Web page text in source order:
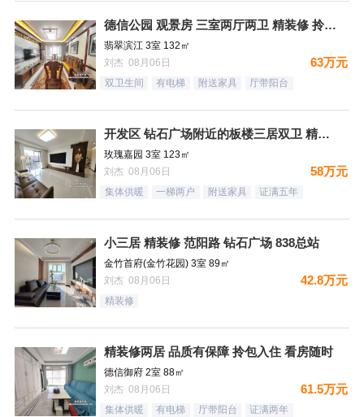
德信公园 观景房 三室两厅两卫 精装修 拎包入住
翡翠滨江 3室 132㎡
刘杰 08月06日
63万元
双卫生间 有电梯 附送家具 厅带阳台
开发区 钻石广场附近的板楼三居双卫 精装未住
玫瑰嘉园 3室 123㎡
刘杰 08月06日
58万元
集体供暖 一梯两户 附送家具 证满五年
小三居 精装修 范阳路 钻石广场 838总站
金竹首府(金竹花园) 3室 89㎡
刘杰 08月06日
42.8万元
精装修
精装修两居 品质有保障 拎包入住 看房随时
德信御府 2室 88㎡
刘杰 08月06日
61.5万元
集体供暖 有电梯 厅带阳台 证满两年